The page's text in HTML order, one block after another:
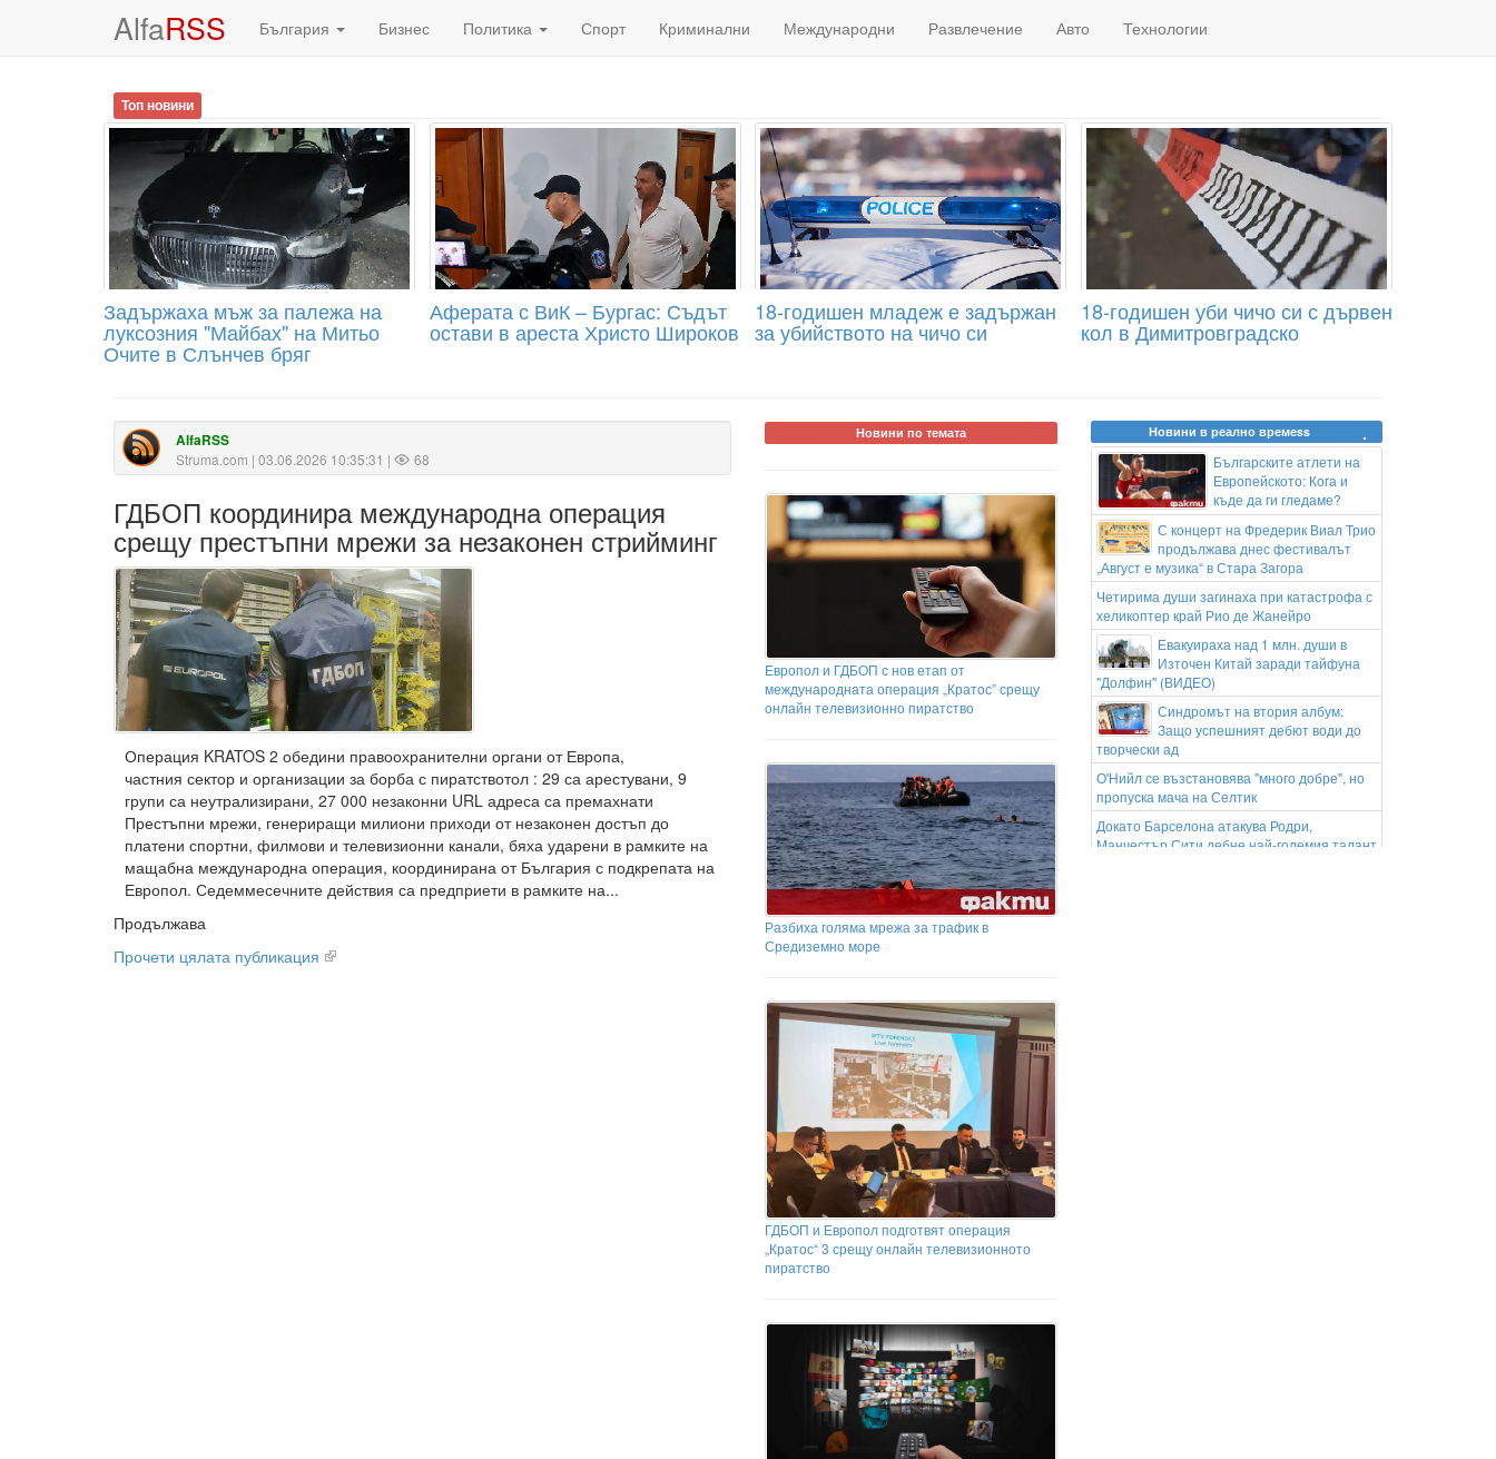
AlfaRSS България Бизнес Политика Спорт Криминални Международни Развлечение Авто Технологии
Топ новини
Задържаха мъж за палежа на
луксозния "Майбах" на Митьо
Очите в Слънчев бряг
Аферата с ВиК – Бургас: Съдът
остави в ареста Христо Широков
18-годишен младеж е задържан
за убийството на чичо си
18-годишен уби чичо си с дървен
кол в Димитровградско
AlfaRSS
Struma.com | 03.06.2026 10:35:31 | 68
ГДБОП координира международна операция
срещу престъпни мрежи за незаконен стрийминг
Операция KRATOS 2 обедини правоохранителни органи от Европа,
частния сектор и организации за борба с пиратствотол : 29 са арестувани, 9
групи са неутрализирани, 27 000 незаконни URL адреса са премахнати
Престъпни мрежи, генериращи милиони приходи от незаконен достъп до
платени спортни, филмови и телевизионни канали, бяха ударени в рамките на
мащабна международна операция, координирана от България с подкрепата на
Европол. Седеммесечните действия са предприети в рамките на...
Продължава
Прочети цялата публикация
Новини по темата
Европол и ГДБОП с нов етап от
международната операция „Кратос” срещу
онлайн телевизионно пиратство
Разбиха голяма мрежа за трафик в
Средиземно море
ГДБОП и Европол подготвят операция
„Кратос“ 3 срещу онлайн телевизионното
пиратство
Новини в реално времеss
Българските атлети на
Европейското: Кога и
къде да ги гледаме?
С концерт на Фредерик Виал Трио
продължава днес фестивалът
„Август е музика“ в Стара Загора
Четирима души загинаха при катастрофа с
хеликоптер край Рио де Жанейро
Евакуираха над 1 млн. души в
Източен Китай заради тайфуна
"Долфин" (ВИДЕО)
Синдромът на втория албум:
Защо успешният дебют води до
творчески ад
О'Нийл се възстановява "много добре", но
пропуска мача на Селтик
Докато Барселона атакува Родри,
Манчестър Сити дебне най-големия талант